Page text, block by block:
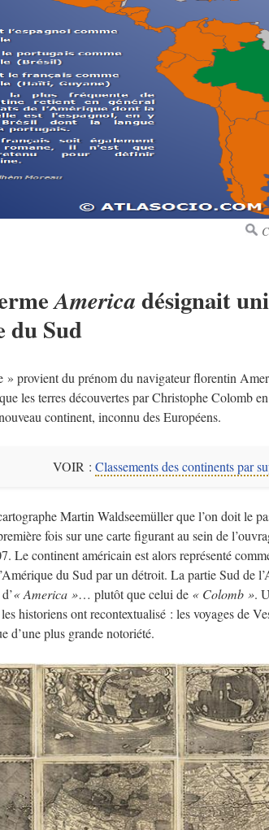
America désignait
du Sud
» provient du prénom du navigateur florentin
les terres découvertes par Christophe Colomb
continent, inconnu des Européens.
VOIR : Classements des continents par
Martin Waldseemüller que l’on doit le
fois sur une carte figurant au sein de
Le continent américain est alors représenté
du Sud par un détroit. La partie Sud de
« America »… plutôt que celui de « Colomb ».
historiens ont recontextualisé : les voyages de
d’une plus grande notoriété.